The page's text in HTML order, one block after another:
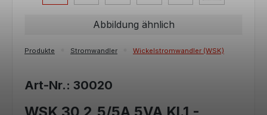
Abbildung ähnlich
Produkte Stromwandler Wickelstromwandler (WSK)
Art-Nr.: 30020